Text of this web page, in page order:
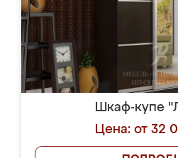
Шкаф-купе
Цена: от 32